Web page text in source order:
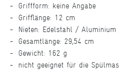
Griffform: keine Angabe
Grifflänge: 12 cm
Nieten: Edelstahl / Aluminium
Gesamtlänge: 29,54 cm
Gewicht: 162 g
nicht geeignet für die